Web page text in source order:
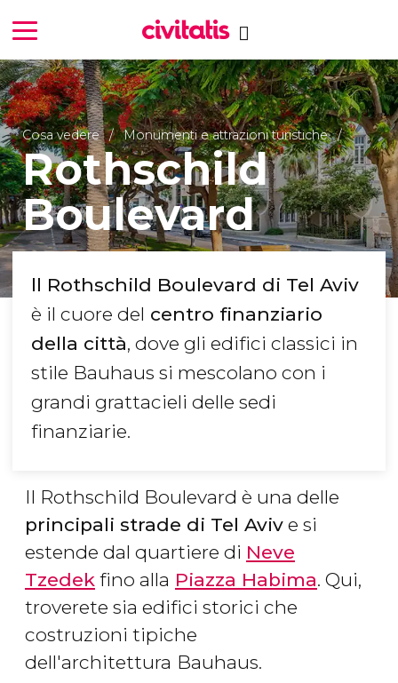
Cosa vedere Monumenti e attrazioni turistiche
Rothschild
Boulevard
ll Rothschild Boulevard di Tel Aviv
è il cuore del centro finanziario
della città, dove gli edifici classici in
stile Bauhaus si mescolano con i
grandi grattacieli delle sedi
finanziarie.
Il Rothschild Boulevard è una delle
principali strade di Tel Aviv e si
estende dal quartiere di Neve
Tzedek fino alla Piazza Habima. Qui,
troverete sia edifici storici che
costruzioni tipiche
dell'architettura Bauhaus.